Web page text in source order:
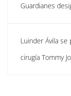
Guardianes
Luinder Ávila
cirugía Tommy